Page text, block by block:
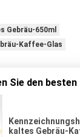
Gebräu-650ml
Kaffee-Glas
Sie den
kaltes Gebräu-